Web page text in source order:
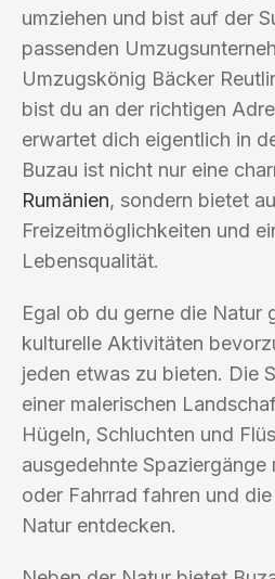
umziehen und bist auf der
passenden
Umzugskönig Bäcker
bist du an der richtigen
erwartet dich eigentlich in
Buzau ist nicht nur eine
Rumänien, sondern bietet
Freizeitmöglichkeiten und
Lebensqualität.
Egal ob du gerne die Natur
kulturelle Aktivitäten
jeden etwas zu bieten. Die
einer malerischen
Hügeln, Schluchten und
ausgedehnte Spaziergänge
oder Fahrrad fahren und
Natur entdecken.